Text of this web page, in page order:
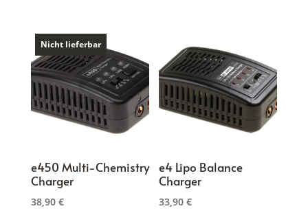
Nicht lieferbar
e450 Multi-Chemistry
Charger
38,90 €
e4 Lipo Balance
Charger
33,90€